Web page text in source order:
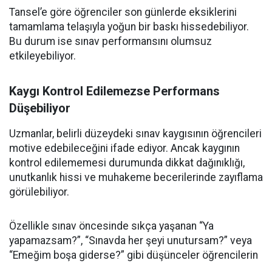
Tansel’e göre öğrenciler son günlerde eksiklerini
tamamlama telaşıyla yoğun bir baskı hissedebiliyor.
Bu durum ise sınav performansını olumsuz
etkileyebiliyor.
Kaygı Kontrol Edilemezse Performans
Düşebiliyor
Uzmanlar, belirli düzeydeki sınav kaygısının öğrencileri
motive edebileceğini ifade ediyor. Ancak kaygının
kontrol edilememesi durumunda dikkat dağınıklığı,
unutkanlık hissi ve muhakeme becerilerinde zayıflama
görülebiliyor.
Özellikle sınav öncesinde sıkça yaşanan “Ya
yapamazsam?”, “Sınavda her şeyi unutursam?” veya
“Emeğim boşa giderse?” gibi düşünceler öğrencilerin